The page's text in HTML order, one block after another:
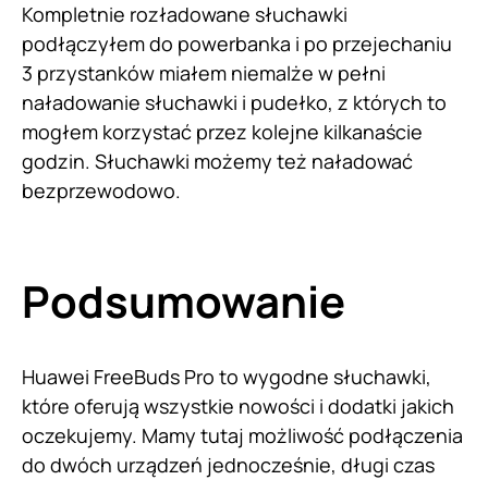
Kompletnie rozładowane słuchawki
podłączyłem do powerbanka i po przejechaniu
3 przystanków miałem niemalże w pełni
naładowanie słuchawki i pudełko, z których to
mogłem korzystać przez kolejne kilkanaście
godzin. Słuchawki możemy też naładować
bezprzewodowo.
Podsumowanie
Huawei FreeBuds Pro to wygodne słuchawki,
które oferują wszystkie nowości i dodatki jakich
oczekujemy. Mamy tutaj możliwość podłączenia
do dwóch urządzeń jednocześnie, długi czas